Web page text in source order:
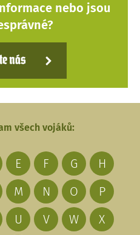
nebo jsou
nás
všech vojáků:
E F G
H
M N O
P
U V W
X